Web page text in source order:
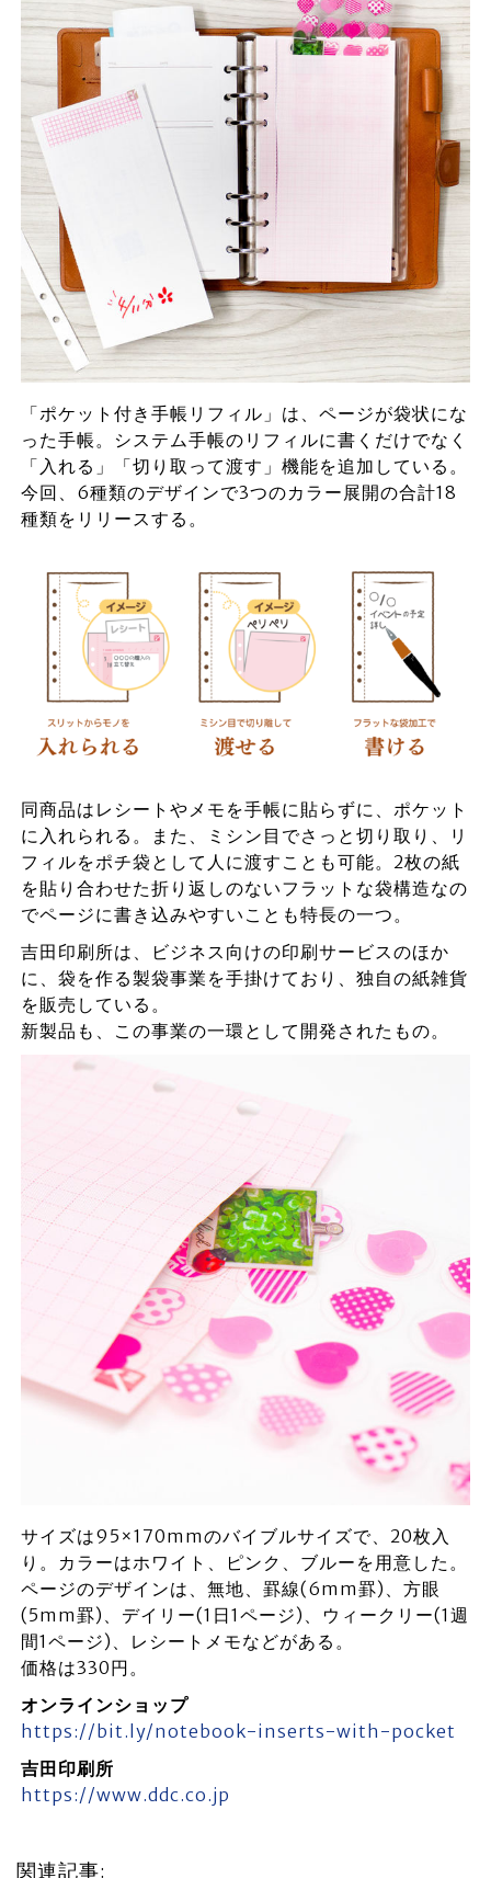
「ポケット付き手帳リフィル」は、ページが袋状にな
った手帳。システム手帳のリフィルに書くだけでなく
「入れる」「切り取って渡す」機能を追加している。
今回、6種類のデザインで3つのカラー展開の合計18
種類をリリースする。
同商品はレシートやメモを手帳に貼らずに、ポケット
に入れられる。また、ミシン目でさっと切り取り、リ
フィルをポチ袋として人に渡すことも可能。2枚の紙
を貼り合わせた折り返しのないフラットな袋構造なの
でページに書き込みやすいことも特長の一つ。
吉田印刷所は、ビジネス向けの印刷サービスのほか
に、袋を作る製袋事業を手掛けており、独自の紙雑貨
を販売している。
新製品も、この事業の一環として開発されたもの。
サイズは95×170mmのバイブルサイズで、20枚入
り。カラーはホワイト、ピンク、ブルーを用意した。
ページのデザインは、無地、罫線(6mm罫)、方眼
(5mm罫)、デイリー(1日1ページ)、ウィークリー(1週
間1ページ)、レシートメモなどがある。
価格は330円。
オンラインショップ
https://bit.ly/notebook-inserts-with-pocket
吉田印刷所
https://www.ddc.co.jp
関連記事: